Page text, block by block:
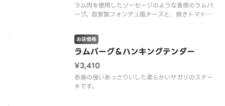
ラム肉を使用したソーセージのような食感のラムバ
ーグ。自家製フォンデュ風チーズと、焼きトマトバ
ラムバーグ＆ハンキングテンダー
お店価格
¥3,410
赤身の強いあっさりいした柔らかいサガリのステー
キです。